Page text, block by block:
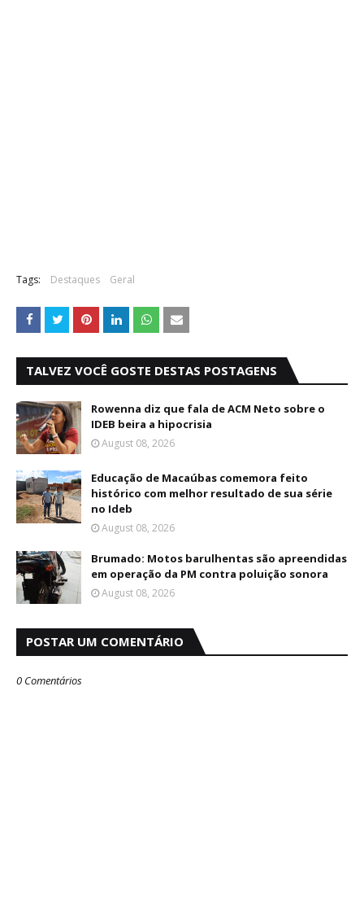
Tags: Destaques Geral
TALVEZ VOCÊ GOSTE DESTAS POSTAGENS
Rowenna diz que fala de ACM Neto sobre o
IDEB beira a hipocrisia
August 08, 2026
Educação de Macaúbas comemora feito
histórico com melhor resultado de sua série
no Ideb
August 08, 2026
Brumado: Motos barulhentas são apreendidas
em operação da PM contra poluição sonora
August 08, 2026
POSTAR UM COMENTÁRIO
0 Comentários